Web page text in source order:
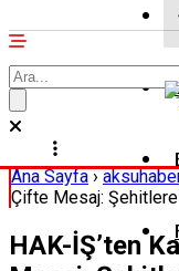
Ana Sayfa›
Çifte Mesaj:
HAK-İŞ’ten